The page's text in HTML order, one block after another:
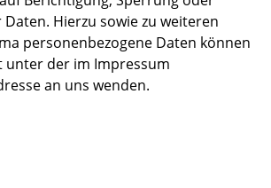
Hierzu sowie zu weiteren
personenbezogene Daten können
unter der im Impressum
an uns wenden.